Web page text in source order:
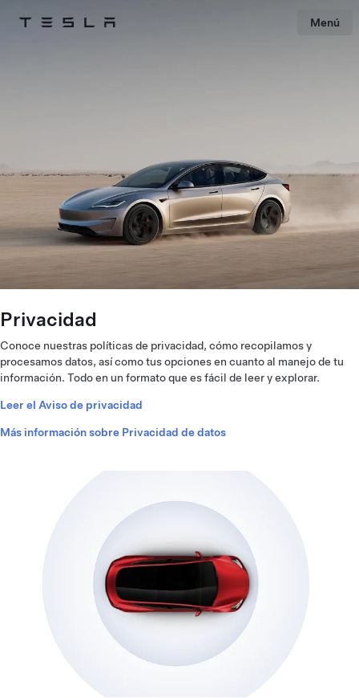
Tesla Menú
Privacidad
Conoce nuestras políticas de privacidad, cómo recopilamos y
procesamos datos, así como tus opciones en cuanto al manejo de tu
información. Todo en un formato que es fácil de leer y explorar.
Leer el Aviso de privacidad
Más información sobre Privacidad de datos